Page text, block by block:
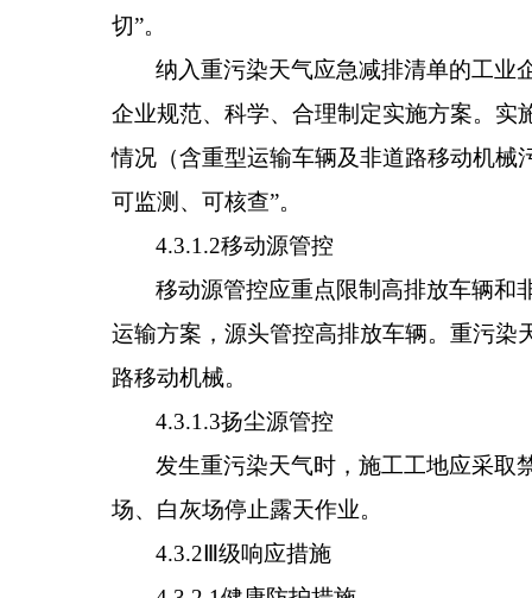
切”。
纳入重污染天气应急减排清单的工业
企业规范、科学、合理制定实施方案。实
情况（含重型运输车辆及非道路移动机械
可监测、可核查”。
4.3.1.2移动源管控
移动源管控应重点限制高排放车辆和
运输方案，源头管控高排放车辆。重污染
路移动机械。
4.3.1.3扬尘源管控
发生重污染天气时，施工工地应采取
场、白灰场停止露天作业。
4.3.2Ⅲ级响应措施